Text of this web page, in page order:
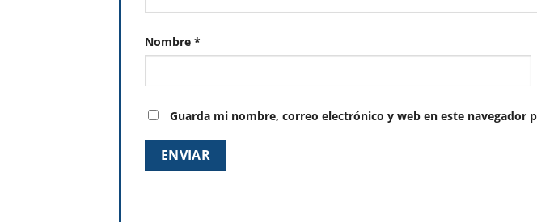
Nombre *
Guarda mi nombre, correo electrónico y web en este navegador